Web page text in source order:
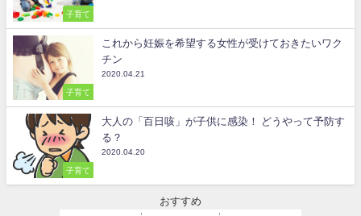
子育て
子育て
これから妊娠を希望する女性が受けておきたいワク
チン
2020.04.21
子育て
大人の「百日咳」が子供に感染！ どうやって予防す
る？
2020.04.20
おすすめ